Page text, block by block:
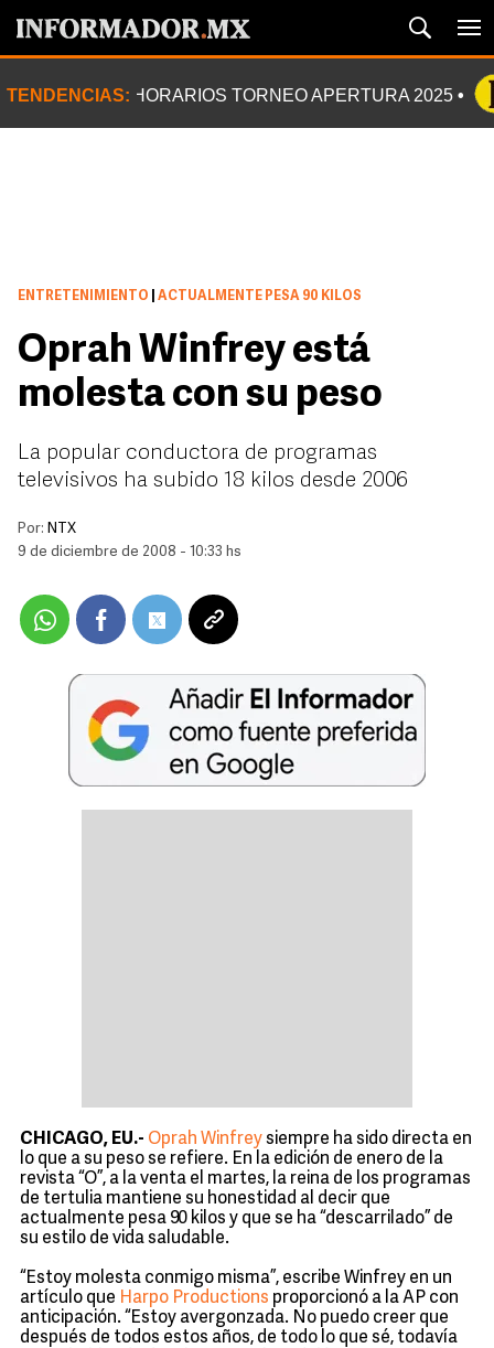
TENDENCIAS: HORARIOS TORNEO APERTURA 2025
ENTRETENIMIENTO ACTUALMENTE PESA 90 KILOS
Oprah Winfrey está
molesta con su peso
La popular conductora de programas
televisivos ha subido 18 kilos desde 2006
Por: NTX
9 de diciembre de 2008 - 10:33 hs
CHICAGO, EU.- Oprah Winfreysiempre ha sido directa en
lo que a su peso se refiere. En la edición de enero de la
revista “O”, a la venta el martes, la reina de los programas
de tertulia mantiene su honestidad al decir que
actualmente pesa 90 kilos y que se ha “descarrilado” de
su estilo de vida saludable.
“Estoy molesta conmigo misma”, escribe Winfrey en un
artículo que Harpo Productions proporcionó a la AP con
anticipación. “Estoy avergonzada. No puedo creer que
después de todos estos años, de todo lo que sé, todavía